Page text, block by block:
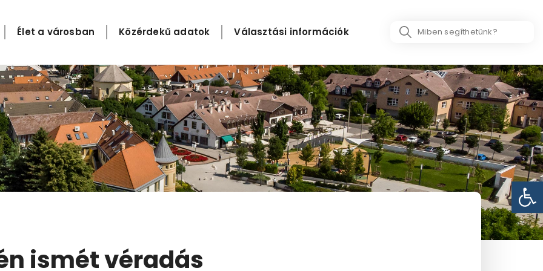
Élet a városban Közérdekű adatok Választási információk
Search
ismét véradás